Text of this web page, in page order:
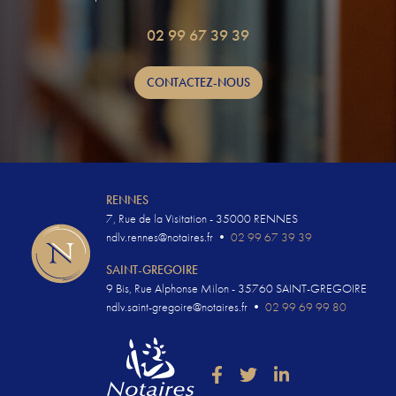
02 99 67 39 39
CONTACTEZ-NOUS
RENNES
7, Rue de la Visitation - 35000 RENNES
ndlv.rennes@notaires.fr• 02 99 67 39 39
SAINT-GREGOIRE
9 Bis, Rue Alphonse Milon - 35760 SAINT-GREGOIRE
ndlv.saint-gregoire@notaires.fr• 02 99 69 99 80